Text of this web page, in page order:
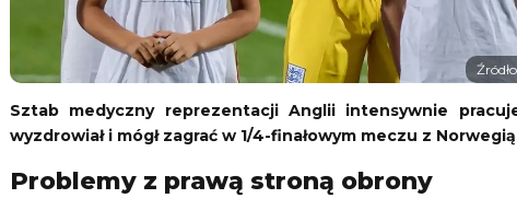
Sztab medyczny reprezentacji Anglii intensywnie
wyzdrowiał i mógł zagrać w 1/4-finałowym meczu z
Problemy z prawą stroną obrony